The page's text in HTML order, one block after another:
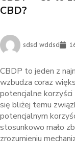
CBD?
sdsd wddsd
CBDP to jeden z
wzbudza coraz
potencjalne
się bliżej temu
potencjalnym
stosunkowo mało
zrozumieniu